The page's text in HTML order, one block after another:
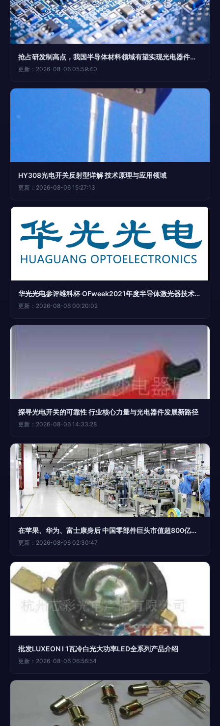
抢占研发制高点，我国半导体材料领域有望实现光电器件新突破
更新：2026-08-06 05:59:40
HY308光电开关反射型详解 技术原理与应用领域
更新：2026-08-06 15:27:13
华光光电参评维科杯·OFweek2021年度半导体激光器技术创新奖
更新：2026-08-06 00:20:02
探寻光电开关的可靠性 行业核心力量与光电器件发展新路径
更新：2026-08-06 14:33:28
在苹果、华为、富士康身后 中国零部件巨头市值超800亿，光电器件领域强势崛起
更新：2026-08-06 02:30:47
批发LUXEON I 1瓦冷白光大功率LED全系列产品介绍
更新：2026-08-06 06:56:54